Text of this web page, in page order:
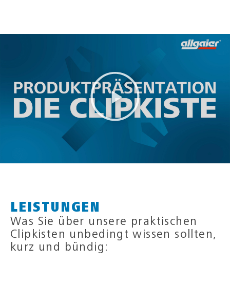
LEISTUNGEN
Was Sie über unsere praktischen
Clipkisten unbedingt wissen sollten,
kurz und bündig: